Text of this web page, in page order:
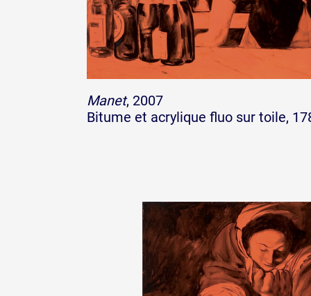
Manet, 2007
Bitume et acrylique fluo sur toile,